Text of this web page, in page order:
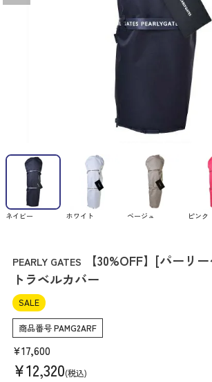
ネイビー ホワイト ベージュ ピンク
PEARLY GATES
【30%OFF】[パーリ
トラベルカバー
SALE
商品番号PAMG2ARF
¥17,600
¥12,320 税込